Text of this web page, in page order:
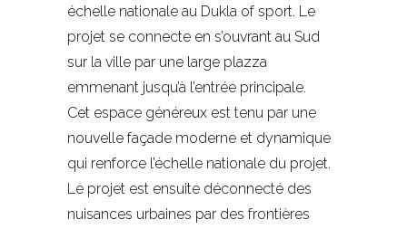
échelle nationale au Dukla of sport. Le
projet se connecte en s’ouvrant au Sud
sur la ville par une large plazza
emmenant jusqu’à l’entrée principale.
Cet espace généreux est tenu par une
nouvelle façade moderne et dynamique
qui renforce l’échelle nationale du projet.
Le projet est ensuite déconnecté des
nuisances urbaines par des frontières